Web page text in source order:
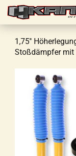
1,75''
Stoßdämpfer mit